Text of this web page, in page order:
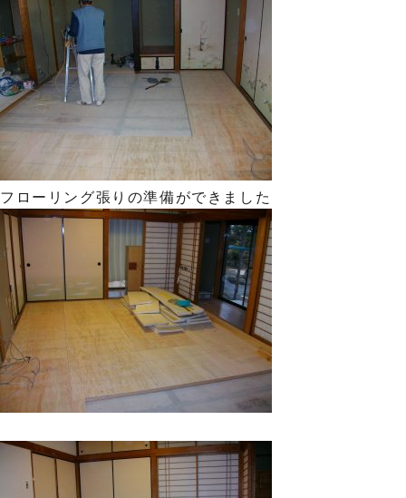
フローリング張りの準備ができました